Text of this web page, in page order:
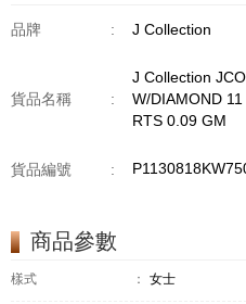
品牌 : J Collection
貨品名稱 :
J Collection
W/DIAMOND
RTS 0.09 GM
貨品編號 :
商品參數
樣式 ： 女士